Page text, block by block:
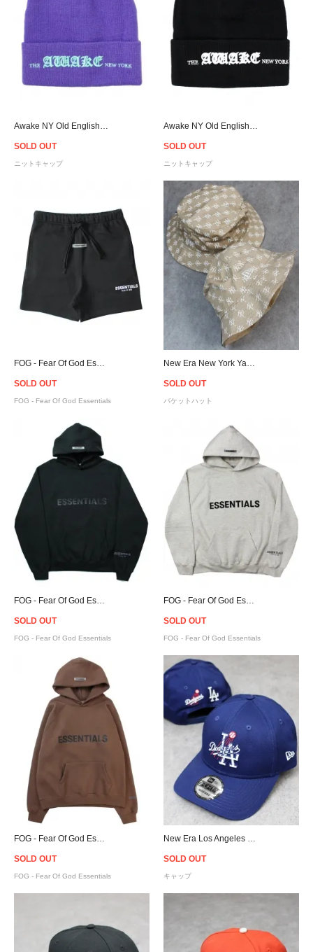
SOLD OUT
ニットキャップ
SOLD OUT
ニットキャップ
SOLD OUT
FOG - Fear Of God Essentials
SOLD OUT
バケットハット
SOLD OUT
FOG - Fear Of God Essentials
SOLD OUT
FOG - Fear Of God Essentials
SOLD OUT
FOG - Fear Of God Essentials
SOLD OUT
キャップ